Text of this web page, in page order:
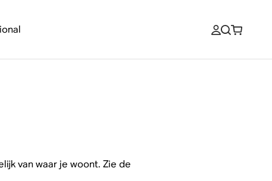
van waar je woont. Zie de